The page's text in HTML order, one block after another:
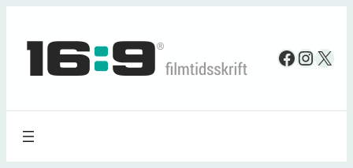
indhold
X